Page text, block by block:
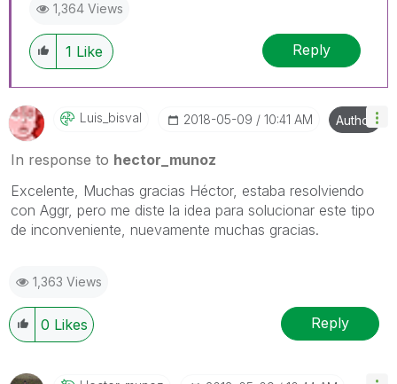
1,364 Views
1 Like Reply
Luis_bisval ‎2018-05-09 10:41 AM Author
In response to hector_munoz
Excelente, Muchas gracias Héctor, estaba resolviendo
con Aggr, pero me diste la idea para solucionar este tipo
de inconveniente, nuevamente muchas gracias.
1,363 Views
0 Likes Reply